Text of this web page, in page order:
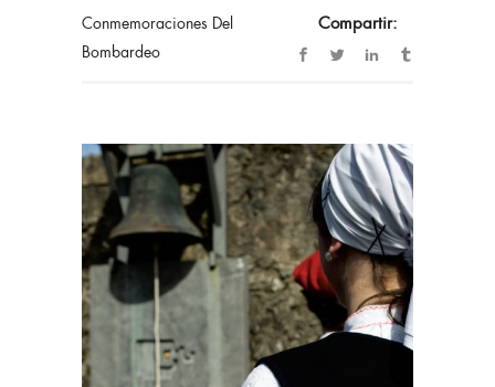
Conmemoraciones Del
Bombardeo
Compartir: